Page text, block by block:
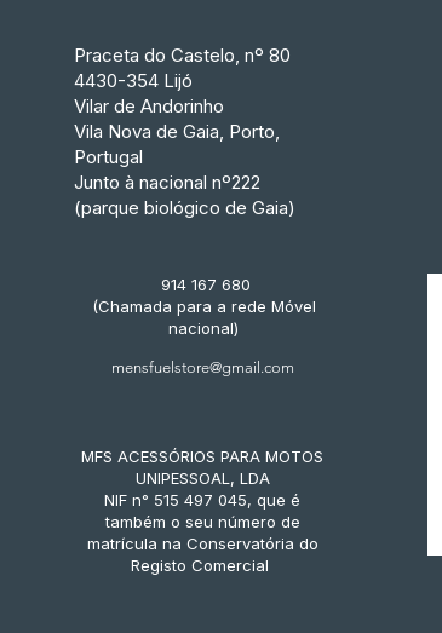
Praceta do Castelo, nº 80
4430-354 Lijó
Vilar de Andorinho
Vila Nova de Gaia, Porto,
Portugal
Junto à nacional nº222
(parque biológico de Gaia)
914 167 680
(Chamada para a rede Móvel
nacional)
mensfuelstore@gmail.com
MFS ACESSÓRIOS PARA MOTOS
UNIPESSOAL, LDA
NIF n° 515 497 045, que é
também o seu número de
matrícula na Conservatória do
Registo Comercial